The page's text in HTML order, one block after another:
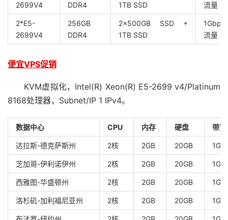
2699V4
DDR4
1TB SSD
流量
2*E5-
2699V4
256GB
DDR4
2x500GB SSD +
1TB SSD
流量
便宜VPS促销
KVM虚拟化，Intel(R) Xeon(R) E5-2699 v4/Platinum
8168处理器，Subnet/IP 1 IPv4。
数据中心 CPU 内存 硬盘 带
达拉斯-德克萨斯州 2核 2GB 20GB
芝加哥-伊利诺伊州 2核 2GB 20GB
西雅图-华盛顿州 2核 2GB 20GB
洛杉矶-加利福尼亚州 2核 2GB 20GB